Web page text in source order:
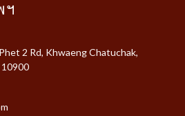
ฯ
2 Rd, Khwaeng Chatuchak,